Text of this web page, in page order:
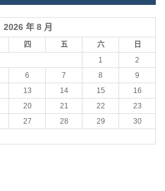
2026 年 8 月
四 五 六
日
1
2
6 7 8
9
13 14 15
16
20 21 22
23
27 28 29
30